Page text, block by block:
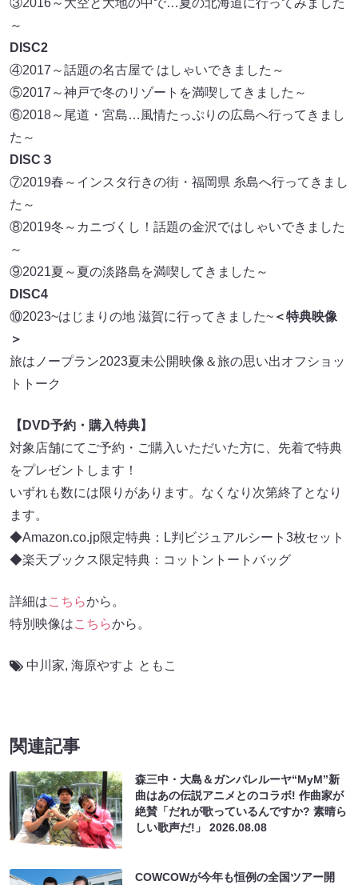
～
DISC2
④2017～話題の名古屋で はしゃいできました～
⑤2017～神戸で冬のリゾートを満喫してきました～
⑥2018～尾道・宮島…風情たっぷりの広島へ行ってきまし
た～
DISC３
⑦2019春～インスタ行きの街・福岡県 糸島へ行ってきまし
た～
⑧2019冬～カニづくし！話題の金沢ではしゃいできました
～
⑨2021夏～夏の淡路島を満喫してきました～
DISC4
⑩2023~はじまりの地 滋賀に行ってきました~ ＜特典映像
＞
旅はノープラン2023夏未公開映像＆旅の思い出オフショッ
トトーク
【DVD予約・購入特典】
対象店舗にてご予約・ご購入いただいた方に、先着で特典
をプレゼントします！
いずれも数には限りがあります。なくなり次第終了となり
ます。
◆Amazon.co.jp限定特典：L判ビジュアルシート3枚セット
◆楽天ブックス限定特典：コットントートバッグ
詳細はこちらから。
特別映像はこちらから。
中川家, 海原やすよ ともこ
関連記事
森三中・大島＆ガンバレルーヤ“MyM”新
曲はあの伝説アニメとのコラボ! 作曲家が
絶賛「だれが歌っているんですか? 素晴ら
しい歌声だ!」2026.08.08
COWCOWが今年も恒例の全国ツアー開